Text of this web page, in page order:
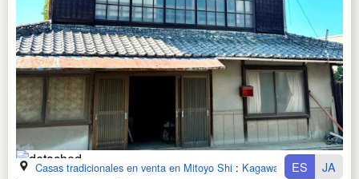
Casas tradicionales en venta en Mitoyo Shi : Kagawa KenES JA